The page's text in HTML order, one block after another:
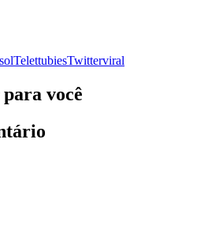
solTelettubiesTwitterviral
você